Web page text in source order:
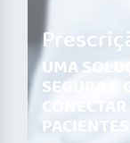
UMA
SEGURA E